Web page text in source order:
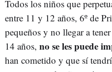
Todos los niños que
entre 11 y 12 años, 6º de
pequeños y no llegar a
14 años, no se les puede
han cometido y que sí